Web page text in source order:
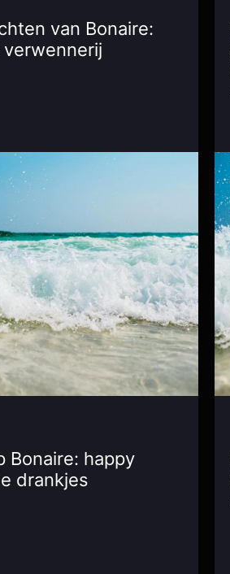
van Bonaire:
Bonaire: happy
drankjes